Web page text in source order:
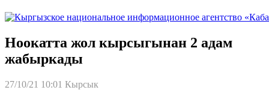
Ноокатта жол кырсыгынан 2 адам
жабыркады
27/10/21 10:01 Кырсык